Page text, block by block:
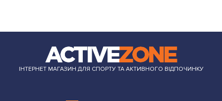
ІНТЕРНЕТ МАГАЗИН ДЛЯ СПОРТУ ТА АКТИВНОГО ВІДПОЧИНКУ